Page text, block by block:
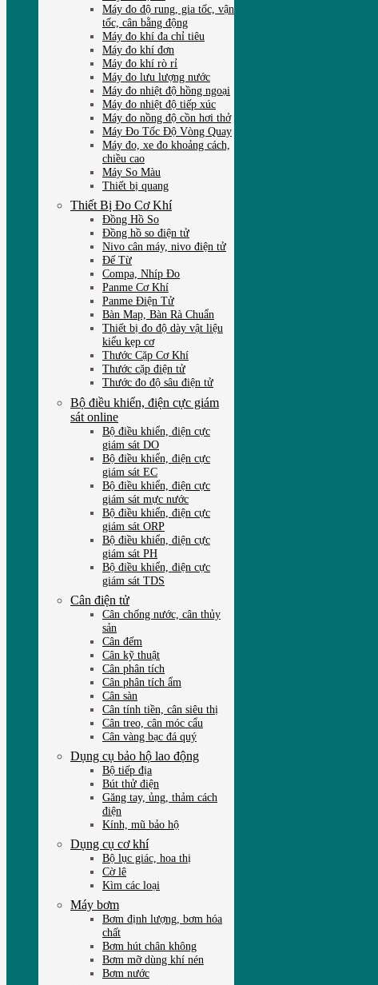
Máy đo độ rung, gia tốc, vận
tốc, cân bằng động
Máy đo khí đa chỉ tiêu
Máy đo khí đơn
Máy đo khí rò rỉ
Máy đo lưu lượng nước
Máy đo nhiệt độ hồng ngoại
Máy đo nhiệt độ tiếp xúc
Máy đo nồng độ cồn hơi thở
Máy Đo Tốc Độ Vòng Quay
Máy đo, xe đo khoảng cách,
chiều cao
Máy So Màu
Thiết bị quang
Thiết Bị Đo Cơ Khí
Đồng Hồ So
Đồng hồ so điện tử
Nivo cân máy, nivo điện tử
Đế Từ
Compa, Nhíp Đo
Panme Cơ Khí
Panme Điện Tử
Bàn Map, Bàn Rà Chuẩn
Thiết bị đo độ dày vật liệu
kiểu kẹp cơ
Thước Cặp Cơ Khí
Thước cặp điện tử
Thước đo độ sâu điện tử
Bộ điều khiển, điện cực giám
sát online
Bộ điều khiển, điện cực
giám sát DO
Bộ điều khiển, điện cực
giám sát EC
Bộ điều khiển, điện cực
giám sát mực nước
Bộ điều khiển, điện cực
giám sát ORP
Bộ điều khiển, điện cực
giám sát PH
Bộ điều khiển, điện cực
giám sát TDS
Cân điện tử
Cân chống nước, cân thủy
sản
Cân đếm
Cân kỹ thuật
Cân phân tích
Cân phân tích ẩm
Cân sàn
Cân tính tiền, cân siêu thị
Cân treo, cân móc cẩu
Cân vàng bạc đá quý
Dụng cụ bảo hộ lao động
Bộ tiếp địa
Bút thử điện
Găng tay, ủng, thảm cách
điện
Kính, mũ bảo hộ
Dụng cụ cơ khí
Bộ lục giác, hoa thị
Cờ lê
Kìm các loại
Máy bơm
Bơm định lượng, bơm hóa
chất
Bơm hút chân không
Bơm mỡ dùng khí nén
Bơm nước